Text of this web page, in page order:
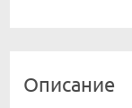
Описание